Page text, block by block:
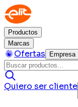
Productos
Marcas
Ofertas Empresa
Quiero ser cliente